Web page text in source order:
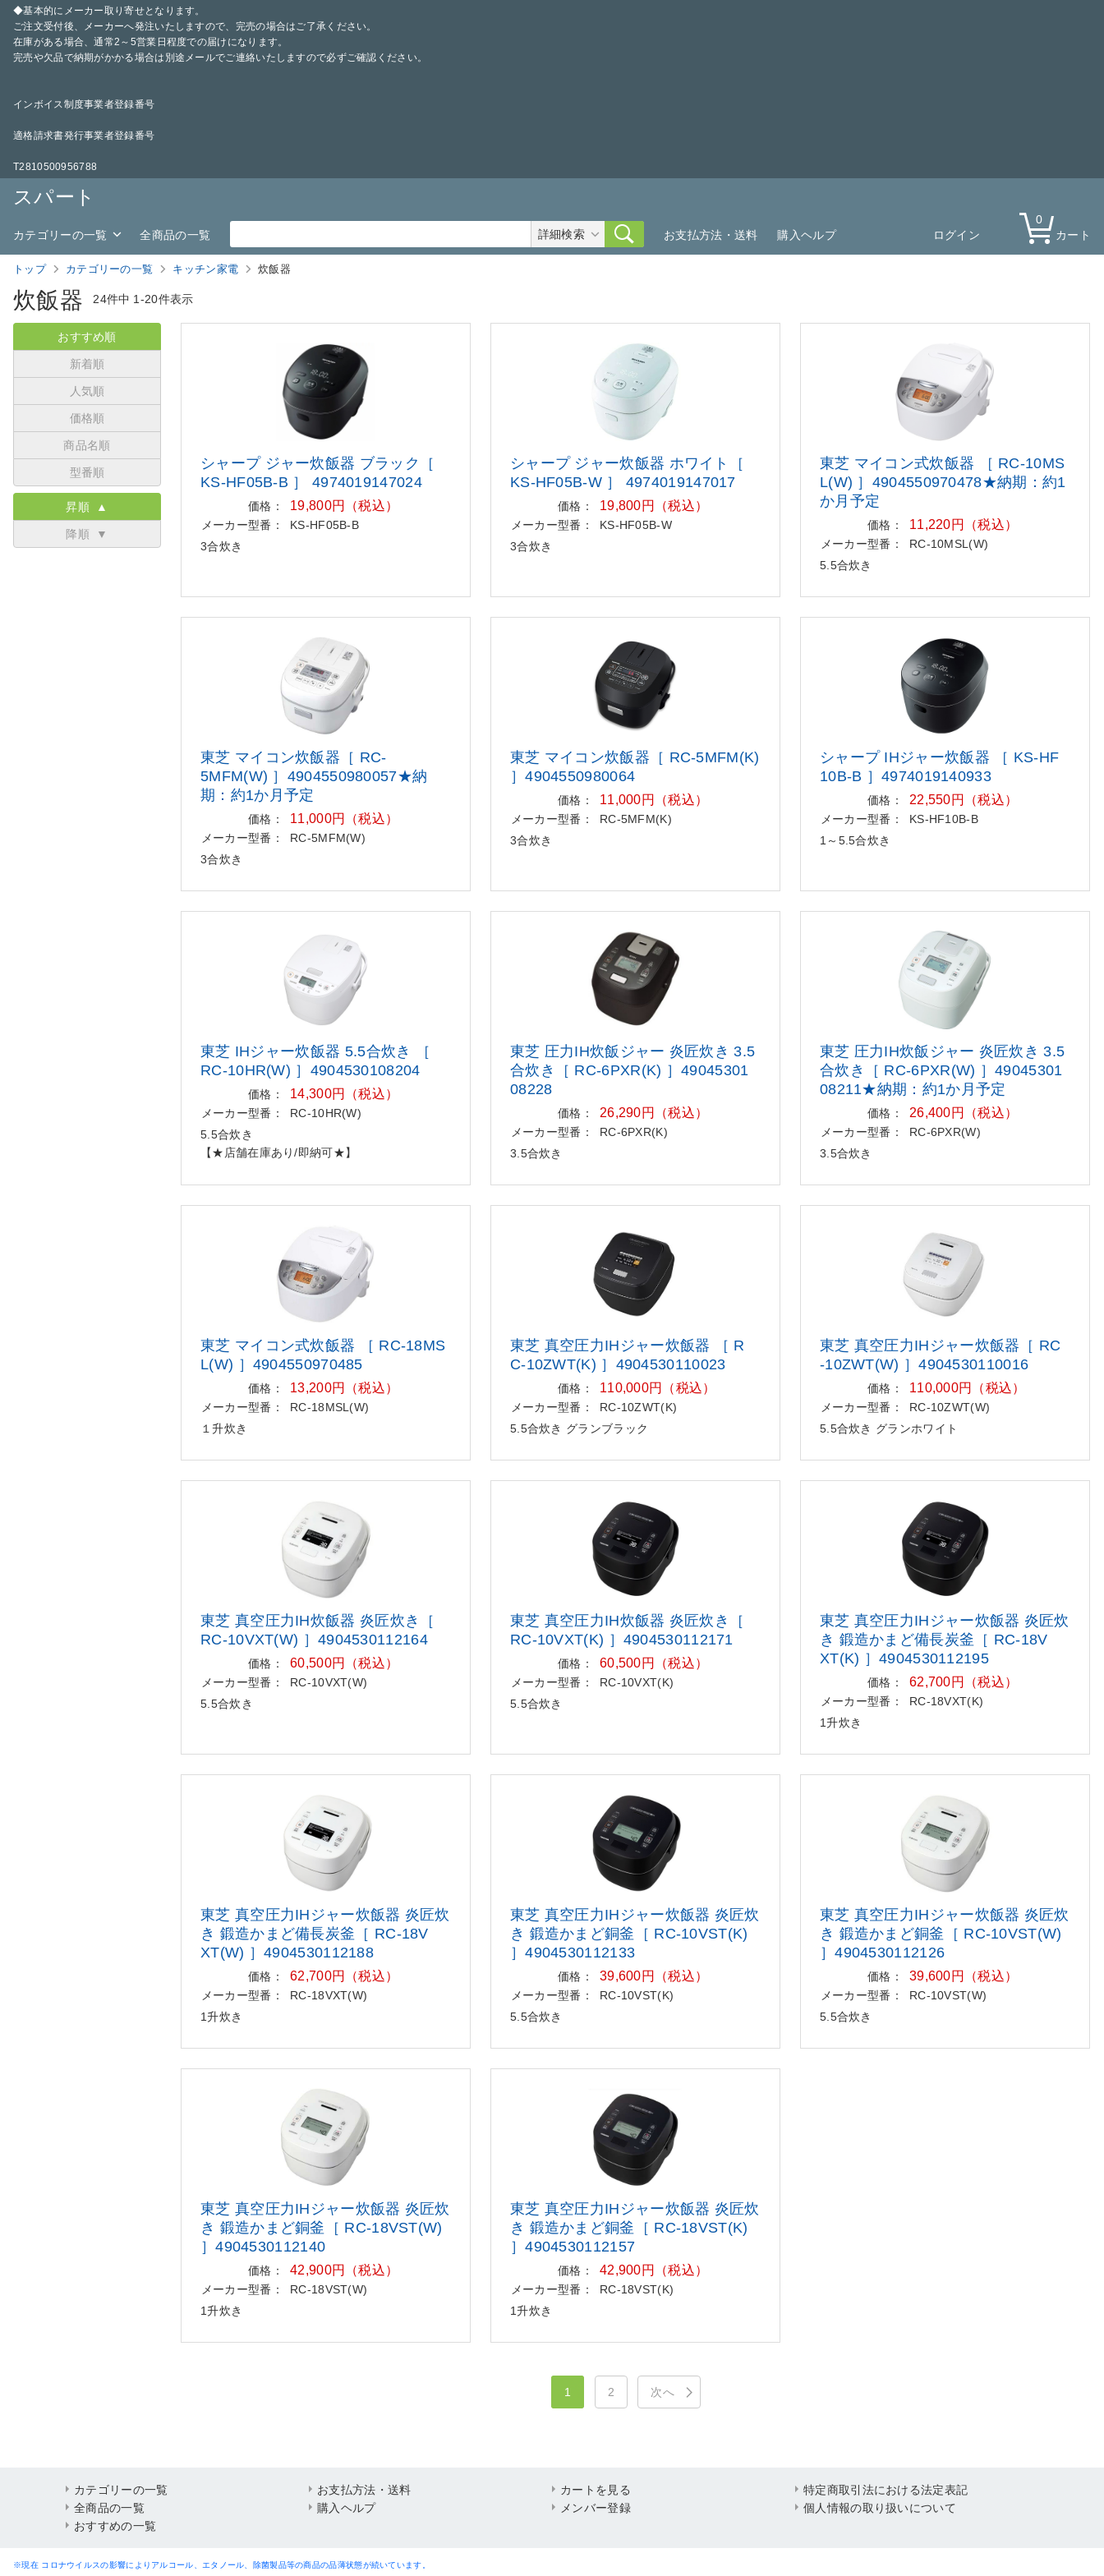
◆基本的にメーカー取り寄せとなります。
ご注文受付後、メーカーへ発注いたしますので、完売の場合はご了承ください。
在庫がある場合、通常2～5営業日程度での届けになります。
完売や欠品で納期がかかる場合は別途メールでご連絡いたしますので必ずご確認ください。
インボイス制度事業者登録番号
適格請求書発行事業者登録番号
T2810500956788
スパート
カテゴリーの一覧 全商品の一覧 ログイン カート
0
お支払方法・送料
購入ヘルプ
詳細検索
トップ カテゴリーの一覧 キッチン家電 炊飯器
炊飯器 24件中 1-20件表示
シャープ ジャー炊飯器 ブラック［
KS-HF05B-B ］ 4974019147024
価格： 19,800円（税込）
メーカー型番：
KS-HF05B-B
3合炊き
シャープ ジャー炊飯器 ホワイト［
KS-HF05B-W ］ 4974019147017
価格： 19,800円（税込）
メーカー型番：
KS-HF05B-W
3合炊き
東芝 マイコン式炊飯器 ［ RC-10MS
L(W) ］4904550970478★納期：約1
か月予定
価格： 11,220円（税込）
メーカー型番：
RC-10MSL(W)
5.5合炊き
東芝 マイコン炊飯器［ RC-
5MFM(W) ］4904550980057★納
期：約1か月予定
価格： 11,000円（税込）
メーカー型番：
RC-5MFM(W)
3合炊き
東芝 マイコン炊飯器［ RC-5MFM(K)
］4904550980064
価格： 11,000円（税込）
メーカー型番：
RC-5MFM(K)
3合炊き
シャープ IHジャー炊飯器 ［ KS-HF
10B-B ］4974019140933
価格： 22,550円（税込）
メーカー型番：
KS-HF10B-B
1～5.5合炊き
東芝 IHジャー炊飯器 5.5合炊き ［
RC-10HR(W) ］4904530108204
価格： 14,300円（税込）
メーカー型番：
RC-10HR(W)
5.5合炊き
【★店舗在庫あり/即納可★】
東芝 圧力IH炊飯ジャー 炎匠炊き 3.5
合炊き［ RC-6PXR(K) ］49045301
08228
価格： 26,290円（税込）
メーカー型番：
RC-6PXR(K)
3.5合炊き
東芝 圧力IH炊飯ジャー 炎匠炊き 3.5
合炊き［ RC-6PXR(W) ］49045301
08211★納期：約1か月予定
価格： 26,400円（税込）
メーカー型番：
RC-6PXR(W)
3.5合炊き
東芝 マイコン式炊飯器 ［ RC-18MS
L(W) ］4904550970485
価格： 13,200円（税込）
メーカー型番：
RC-18MSL(W)
１升炊き
東芝 真空圧力IHジャー炊飯器 ［ R
C-10ZWT(K) ］4904530110023
価格： 110,000円（税込）
メーカー型番：
RC-10ZWT(K)
5.5合炊き グランブラック
東芝 真空圧力IHジャー炊飯器［ RC
-10ZWT(W) ］4904530110016
価格： 110,000円（税込）
メーカー型番：
RC-10ZWT(W)
5.5合炊き グランホワイト
東芝 真空圧力IH炊飯器 炎匠炊き［
RC-10VXT(W) ］4904530112164
価格： 60,500円（税込）
メーカー型番：
RC-10VXT(W)
5.5合炊き
東芝 真空圧力IH炊飯器 炎匠炊き［
RC-10VXT(K) ］4904530112171
価格： 60,500円（税込）
メーカー型番：
RC-10VXT(K)
5.5合炊き
東芝 真空圧力IHジャー炊飯器 炎匠炊
き 鍛造かまど備長炭釜［ RC-18V
XT(K) ］4904530112195
価格： 62,700円（税込）
メーカー型番：
RC-18VXT(K)
1升炊き
東芝 真空圧力IHジャー炊飯器 炎匠炊
き 鍛造かまど備長炭釜［ RC-18V
XT(W) ］4904530112188
価格： 62,700円（税込）
メーカー型番：
RC-18VXT(W)
1升炊き
東芝 真空圧力IHジャー炊飯器 炎匠炊
き 鍛造かまど銅釜［ RC-10VST(K)
］4904530112133
価格： 39,600円（税込）
メーカー型番：
RC-10VST(K)
5.5合炊き
東芝 真空圧力IHジャー炊飯器 炎匠炊
き 鍛造かまど銅釜［ RC-10VST(W)
］4904530112126
価格： 39,600円（税込）
メーカー型番：
RC-10VST(W)
5.5合炊き
東芝 真空圧力IHジャー炊飯器 炎匠炊
き 鍛造かまど銅釜［ RC-18VST(W)
］4904530112140
価格： 42,900円（税込）
メーカー型番：
RC-18VST(W)
1升炊き
東芝 真空圧力IHジャー炊飯器 炎匠炊
き 鍛造かまど銅釜［ RC-18VST(K)
］4904530112157
価格： 42,900円（税込）
メーカー型番：
RC-18VST(K)
1升炊き
1 2 次へ
おすすめ順
新着順
人気順
価格順
商品名順
型番順
昇順 ▲
降順 ▼
カテゴリーの一覧
全商品の一覧
おすすめの一覧
お支払方法・送料
購入ヘルプ
カートを見る
メンバー登録
特定商取引法における法定表記
個人情報の取り扱いについて
※現在 コロナウイルスの影響によりアルコール、エタノール、除菌製品等の商品の品薄状態が続いています。